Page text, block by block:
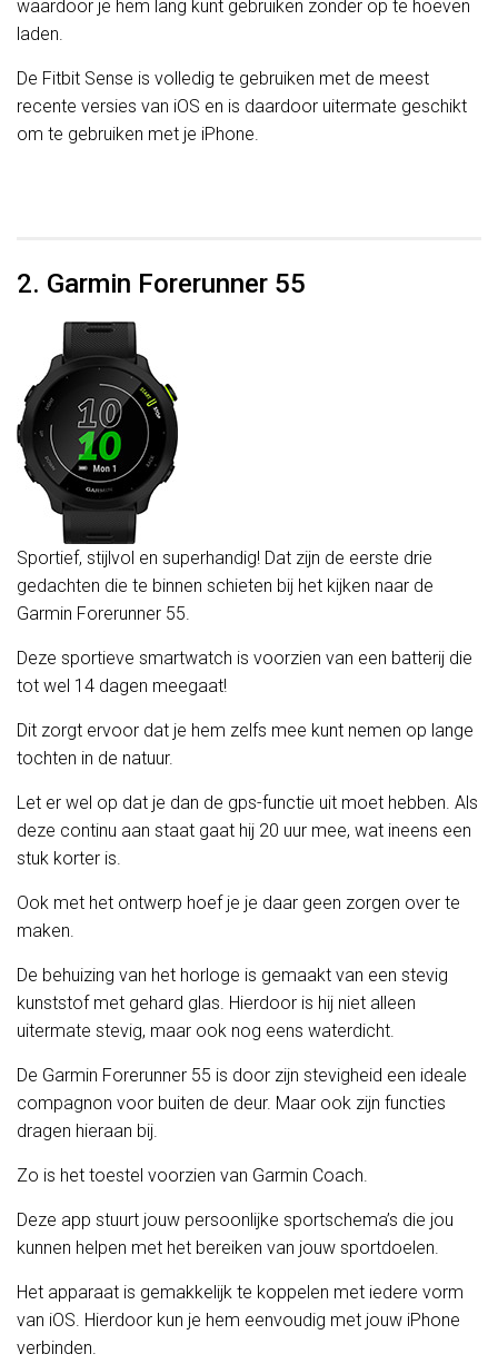
waardoor je hem lang kunt gebruiken zonder op te hoeven
laden.
De Fitbit Sense is volledig te gebruiken met de meest
recente versies van iOS en is daardoor uitermate geschikt
om te gebruiken met je iPhone.
2. Garmin Forerunner 55
Sportief, stijlvol en superhandig! Dat zijn de eerste drie
gedachten die te binnen schieten bij het kijken naar de
Garmin Forerunner 55.
Deze sportieve smartwatch is voorzien van een batterij die
tot wel 14 dagen meegaat!
Dit zorgt ervoor dat je hem zelfs mee kunt nemen op lange
tochten in de natuur.
Let er wel op dat je dan de gps-functie uit moet hebben. Als
deze continu aan staat gaat hij 20 uur mee, wat ineens een
stuk korter is.
Ook met het ontwerp hoef je je daar geen zorgen over te
maken.
De behuizing van het horloge is gemaakt van een stevig
kunststof met gehard glas. Hierdoor is hij niet alleen
uitermate stevig, maar ook nog eens waterdicht.
De Garmin Forerunner 55 is door zijn stevigheid een ideale
compagnon voor buiten de deur. Maar ook zijn functies
dragen hieraan bij.
Zo is het toestel voorzien van Garmin Coach.
Deze app stuurt jouw persoonlijke sportschema’s die jou
kunnen helpen met het bereiken van jouw sportdoelen.
Het apparaat is gemakkelijk te koppelen met iedere vorm
van iOS. Hierdoor kun je hem eenvoudig met jouw iPhone
verbinden.